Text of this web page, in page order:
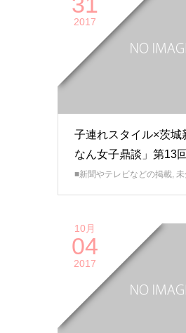
2017
子連れスタイル×茨城
なん女子鼎談」第13
■新聞やテレビなどの掲載,
10月
04
2017